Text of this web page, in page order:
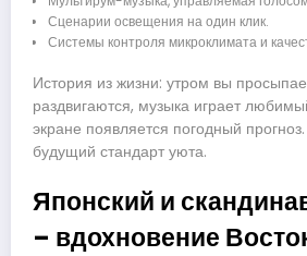
Сценарии освещения на один клик.
Системы контроля микроклимата и
История из жизни: утром вы
раздвигаются, музыка играет
экране появляется погодный
будущий стандарт уюта.
Японский и
– вдохновение